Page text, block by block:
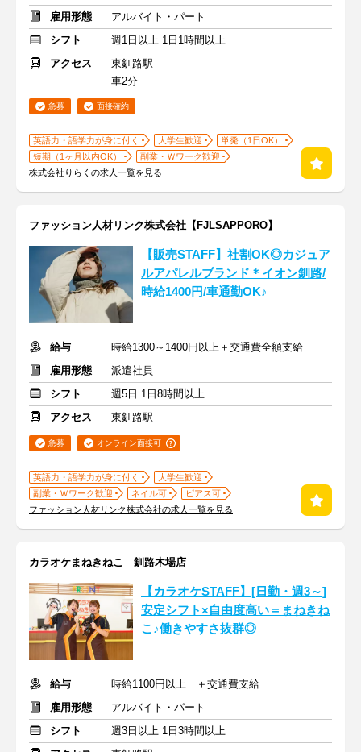
雇用形態
アルバイト・パート
シフト
週1日以上 1日1時間以上
アクセス
東釧路駅
車2分
急募 面接確約
英語力・語学力が身に付く 大学生歓迎
単発（1日OK）
短期（1ヶ月以内OK）
副業・Ｗワーク歓迎
株式会社りらくの求人一覧を見る
ファッション人材リンク株式会社【FJLSAPPORO】
【販売STAFF】社割OK◎カジュア
ルアパレルブランド＊イオン釧路/
時給1400円/車通勤OK♪
給与
時給1300～1400円以上＋交通費全額支給
雇用形態
派遣社員
シフト
週5日 1日8時間以上
アクセス
東釧路駅
急募 オンライン面接可
英語力・語学力が身に付く
大学生歓迎
副業・Ｗワーク歓迎
ネイル可
ピアス可
ファッション人材リンク株式会社の求人一覧を見る
カラオケまねきねこ 釧路木場店
【カラオケSTAFF】[日勤・週3～]
安定シフト×自由度高い＝まねきね
こ♪働きやすさ抜群◎
給与
時給1100円以上 ＋交通費支給
雇用形態
アルバイト・パート
シフト
週3日以上 1日3時間以上